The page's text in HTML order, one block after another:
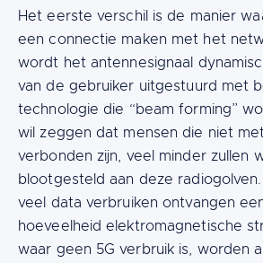
Het eerste verschil is de manier
een connectie maken met het
wordt het antennesignaal
van de gebruiker uitgestuurd met
technologie die “beam forming”
wil zeggen dat mensen die niet
verbonden zijn, veel minder zullen
blootgesteld aan deze
veel data verbruiken ontvangen
hoeveelheid elektromagnetische
waar geen 5G verbruik is, worden